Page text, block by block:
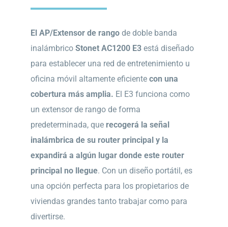
El AP/Extensor de rango de doble banda
inalámbrico Stonet AC1200 E3 está diseñado
para establecer una red de entretenimiento u
oficina móvil altamente eficiente con una
cobertura más amplia. El E3 funciona como
un extensor de rango de forma
predeterminada, que recogerá la señal
inalámbrica de su router principal y la
expandirá a algún lugar donde este router
principal no llegue. Con un diseño portátil, es
una opción perfecta para los propietarios de
viviendas grandes tanto trabajar como para
divertirse.